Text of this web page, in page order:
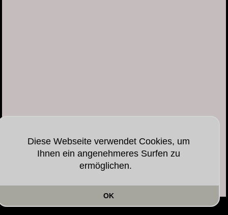
Diese Webseite verwendet Cookies, um
Ihnen ein angenehmeres Surfen zu
ermöglichen.
OK